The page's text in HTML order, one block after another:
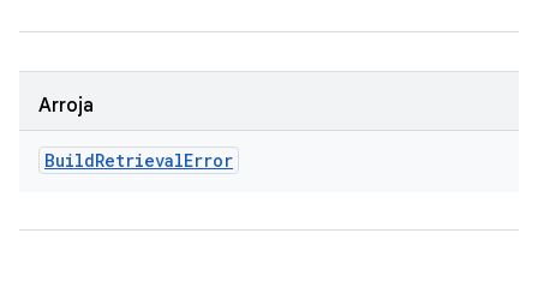
Arroja
BuildRetrievalError